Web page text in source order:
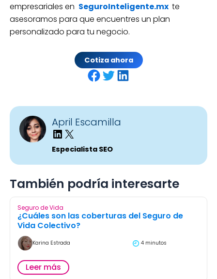
empresariales en SeguroInteligente.mx te
asesoramos para que encuentres un plan
personalizado para tu negocio.
Cotiza ahora
Share on Facebook
Share on TwitterShare on LinkedIn
April Escamilla
Especialista SEO
También podría interesarte
Seguro de Vida
¿Cuáles son las coberturas del Seguro de
Vida Colectivo?
Karina Estrada 4 minutos
Leer más